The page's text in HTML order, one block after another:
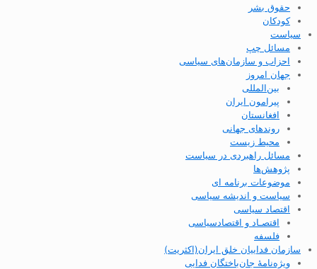
حقوق بشر
کودکان
سیاست
مسائل چپ
احزاب و سازمان‌های سیاسی
جهان امروز
بین‌المللی
پیرامون ایران
افغانستان
روندهای جهانی
محیط زیست
مسائل راهبردی در سیاست
پژوهش‌ها
موضوعات برنامه ای
سیاست و اندیشه سیاسی
اقتصاد سیاسی
اقتصـاد و اقتصاد‌سیاسی
فلسفه
سازمان فداییان خلق ایران(اکثریت)
ویژه‌نامهٔ جان‌باختگان فدایی